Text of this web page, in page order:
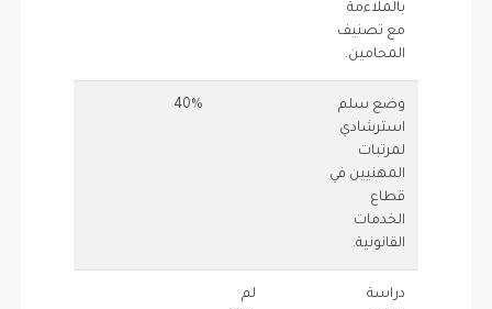
بالملاءمة
مع تصنيف
المحامين.
وضع سلم
استرشادي
لمرتبات
المهنيين في
قطاع
الخدمات
القانونية.
40%
دراسة